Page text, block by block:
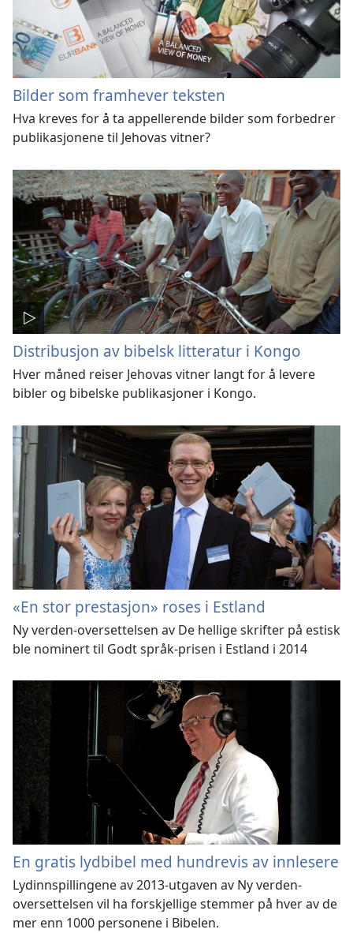
Bilder som framhever teksten
Hva kreves for å ta appellerende bilder som forbedrer
publikasjonene til Jehovas vitner?
Distribusjon av bibelsk litteratur i Kongo
Hver måned reiser Jehovas vitner langt for å levere
bibler og bibelske publikasjoner i Kongo.
«En stor prestasjon» roses i Estland
Ny verden-oversettelsen av De hellige skrifter på estisk
ble nominert til Godt språk-prisen i Estland i 2014
En gratis lydbibel med hundrevis av innlesere
Lydinnspillingene av 2013-utgaven av Ny verden-
oversettelsen vil ha forskjellige stemmer på hver av de
mer enn 1000 personene i Bibelen.